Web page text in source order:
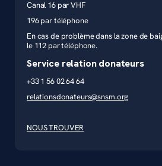
Canal 16 par VHF
196 par téléphone
En cas de problème dans la zone de
le 112 par téléphone.
Service relation donateurs
+33 1 56 02 64 64
relationsdonateurs@snsm.org
NOUS TROUVER